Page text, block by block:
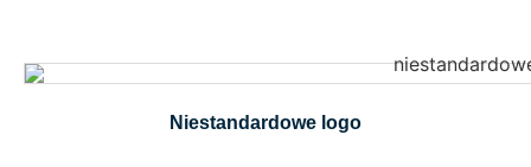
Niestandardowe logo